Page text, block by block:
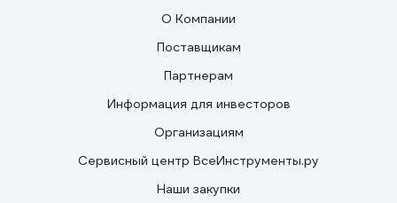
О Компании
Поставщикам
Партнерам
Информация для инвесторов
Организациям
Сервисный центр ВсеИнструменты.ру
Наши закупки